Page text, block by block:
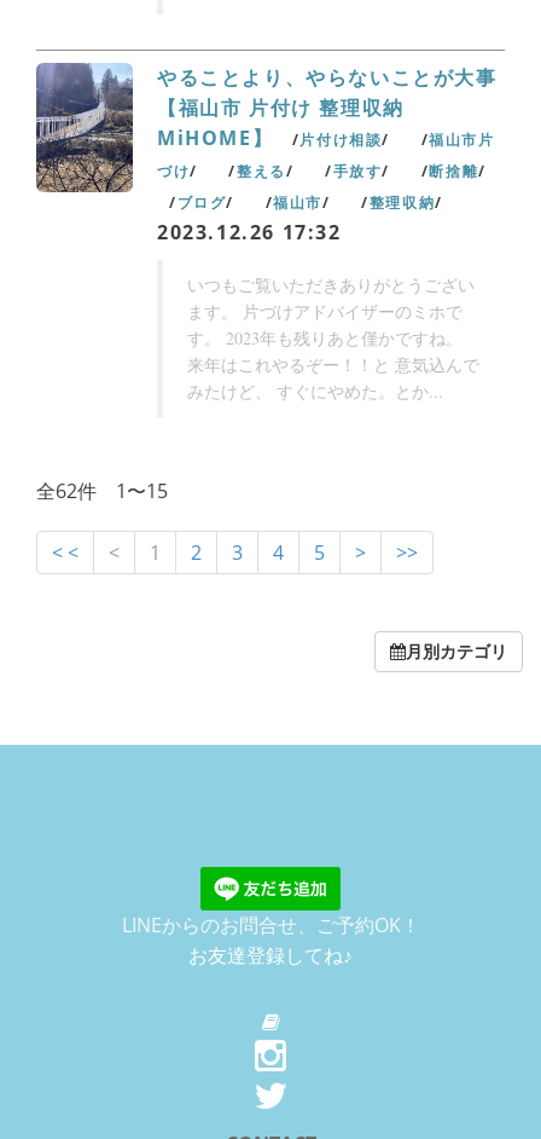
やることより、やらないことが大事
【福山市 片付け 整理収納
MiHOME】
片付け相談
福山市片
づけ
整える 手放す
断捨離
ブログ
福山市 整理収納
2023.12.26 17:32
いつもご覧いただきありがとうござい
ます。 片づけアドバイザーのミホで
す。 2023年も残りあと僅かですね。
来年はこれやるぞー！！と 意気込んで
みたけど、 すぐにやめた。とか...
全62件 1〜15
< < < 1 2 3 4 5 > >>
月別カテゴリ
LINEからのお問合せ、ご予約OK！
お友達登録してね♪